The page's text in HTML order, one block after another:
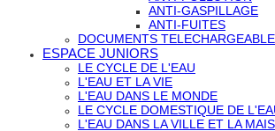
ANTI-GASPILLAGE
ANTI-FUITES
DOCUMENTS
ESPACE JUNIORS
LE CYCLE DE L'EAU
L'EAU ET LA VIE
L'EAU DANS LE MONDE
LE CYCLE DOMESTIQUE DE
L'EAU DANS LA VILLE ET LA